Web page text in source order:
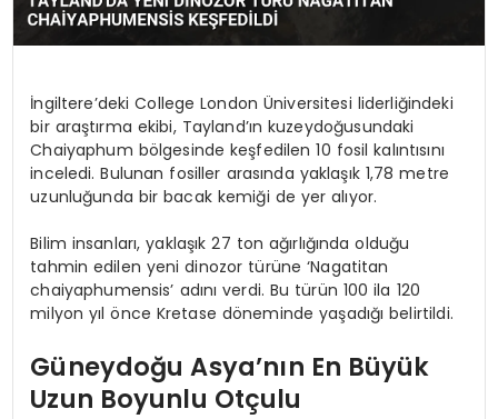
İngiltere’deki College London Üniversitesi liderliğindeki
bir araştırma ekibi, Tayland’ın kuzeydoğusundaki
Chaiyaphum bölgesinde keşfedilen 10 fosil kalıntısını
inceledi. Bulunan fosiller arasında yaklaşık 1,78 metre
uzunluğunda bir bacak kemiği de yer alıyor.
Bilim insanları, yaklaşık 27 ton ağırlığında olduğu
tahmin edilen yeni dinozor türüne ‘Nagatitan
chaiyaphumensis’ adını verdi. Bu türün 100 ila 120
milyon yıl önce Kretase döneminde yaşadığı belirtildi.
Güneydoğu Asya’nın En Büyük
Uzun Boyunlu Otçulu